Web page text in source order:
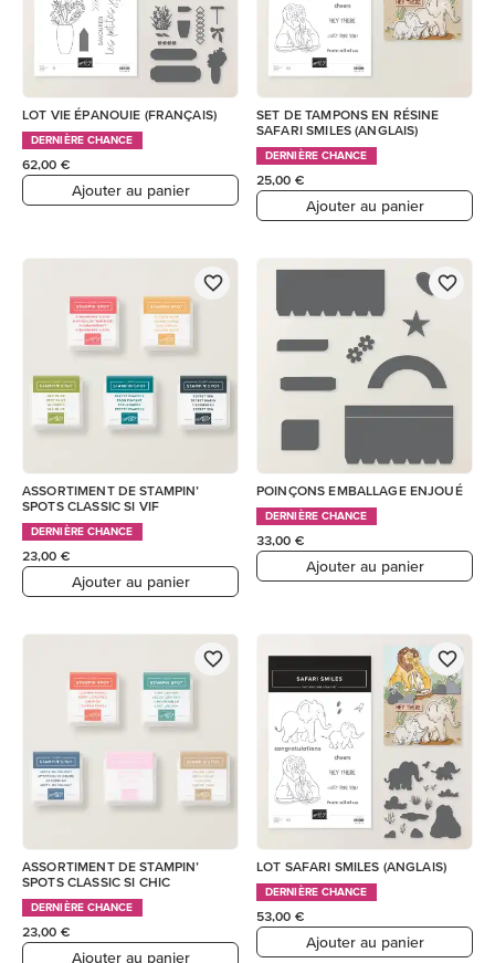
LOT VIE ÉPANOUIE (FRANÇAIS)
DERNIÈRE CHANCE
62,00 €
Ajouter au panier
SET DE TAMPONS EN RÉSINE
SAFARI SMILES (ANGLAIS)
DERNIÈRE CHANCE
25,00 €
Ajouter au panier
ASSORTIMENT DE STAMPIN’
SPOTS CLASSIC SI VIF
DERNIÈRE CHANCE
23,00 €
Ajouter au panier
POINÇONS EMBALLAGE ENJOUÉ
DERNIÈRE CHANCE
33,00 €
Ajouter au panier
ASSORTIMENT DE STAMPIN’
SPOTS CLASSIC SI CHIC
DERNIÈRE CHANCE
23,00 €
Ajouter au panier
LOT SAFARI SMILES (ANGLAIS)
DERNIÈRE CHANCE
53,00 €
Ajouter au panier